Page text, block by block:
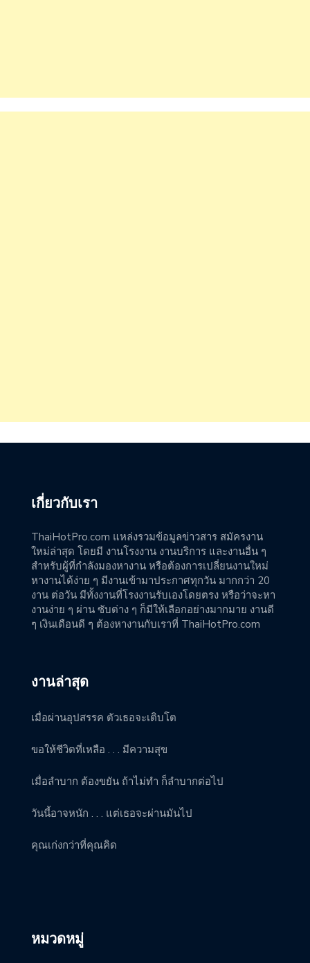
เกี่ยวกับเรา
ThaiHotPro.com แหล่งรวมข้อมูลข่าวสาร สมัครงาน
ใหม่ล่าสุด โดยมี งานโรงงาน งานบริการ และงานอื่น ๆ
สำหรับผู้ที่กำลังมองหางาน หรือต้องการเปลี่ยนงานใหม่
หางานได้ง่าย ๆ มีงานเข้ามาประกาศทุกวัน มากกว่า 20
งาน ต่อวัน มีทั้งงานที่โรงงานรับเองโดยตรง หรือว่าจะหา
งานง่าย ๆ ผ่าน ซับต่าง ๆ ก็มีให้เลือกอย่างมากมาย งานดี
ๆ เงินเดือนดี ๆ ต้องหางานกับเราที่ ThaiHotPro.com
งานล่าสุด
เมื่อผ่านอุปสรรค ตัวเธอจะเติบโต
ขอให้ชีวิตที่เหลือ . . . มีความสุข
เมื่อลำบาก ต้องขยัน ถ้าไม่ทำ ก็ลำบากต่อไป
วันนี้อาจหนัก . . . แต่เธอจะผ่านมันไป
คุณเก่งกว่าที่คุณคิด
หมวดหมู่